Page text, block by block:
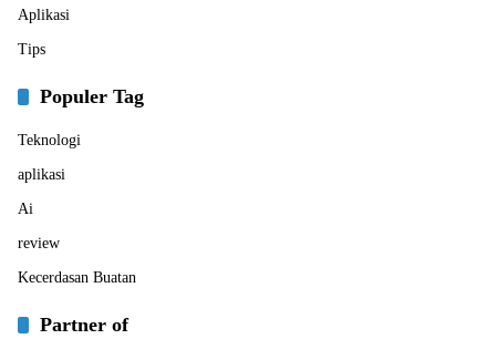
Aplikasi
Tips
Populer Tag
Teknologi
aplikasi
Ai
review
Kecerdasan Buatan
Partner of